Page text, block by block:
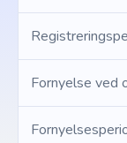
Fornyelse ved